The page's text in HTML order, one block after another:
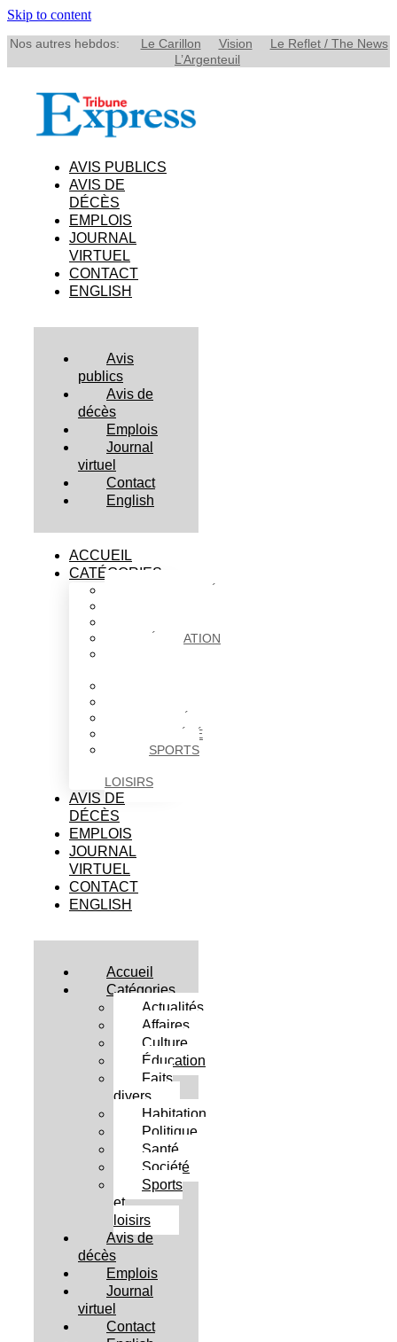
Skip to content
Nos autres hebdos: Le Carillon Vision
Le Reflet / The News
L’Argenteuil
AVIS PUBLICS
AVIS DE
DÉCÈS
EMPLOIS
JOURNAL
VIRTUEL
CONTACT
ENGLISH
Avis
publics
Avis de
décès
Emplois
Journal
virtuel
Contact
English
ACCUEIL
CATÉGORIES
ÉDUCATION
SOCIÉTÉ
SPORTS
LOISIRS
AVIS DE
DÉCÈS
EMPLOIS
JOURNAL
VIRTUEL
CONTACT
ENGLISH
Accueil
Catégories
Actualités
Affaires
Culture
Éducation
Faits
divers
Habitation
Politique
Santé
Société
Sports
et
loisirs
Avis de
décès
Emplois
Journal
virtuel
Contact